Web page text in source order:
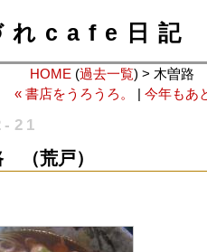
れcafe日記
HOME (過去一覧) > 木曽路
« 書店をうろうろ。
今年もあ
21
（荒戸）